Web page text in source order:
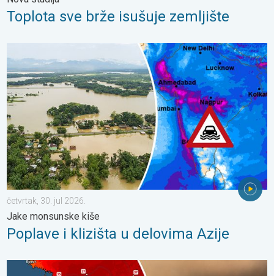
Toplota sve brže isušuje zemljište
Poplave i klizišta u delovima Azije. Jake monsunske kiše. . .
četvrtak, 30. jul 2026.
Jake monsunske kiše
Poplave i klizišta u delovima Azije
Veliki šumski požari, brojne evakuacije. Jugozapadna Evropa.